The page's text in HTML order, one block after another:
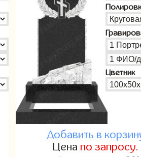
Цветник
Добавить в
Цена по запросу.